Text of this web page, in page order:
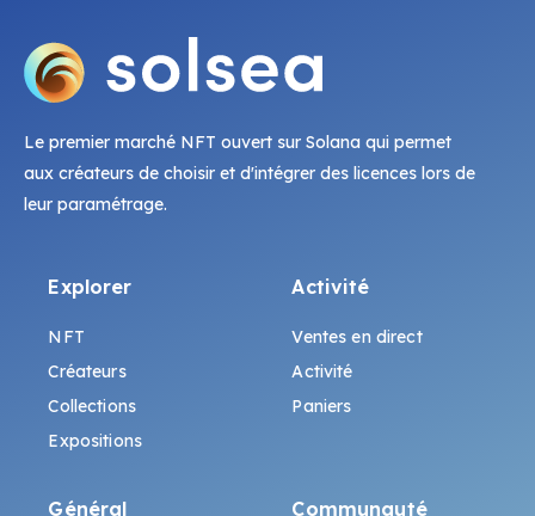
Le premier marché NFT ouvert sur Solana qui permet
aux créateurs de choisir et d'intégrer des licences lors de
leur paramétrage.
Explorer
NFT
Créateurs
Collections
Expositions
Activité
Ventes en direct
Activité
Paniers
Général Communauté